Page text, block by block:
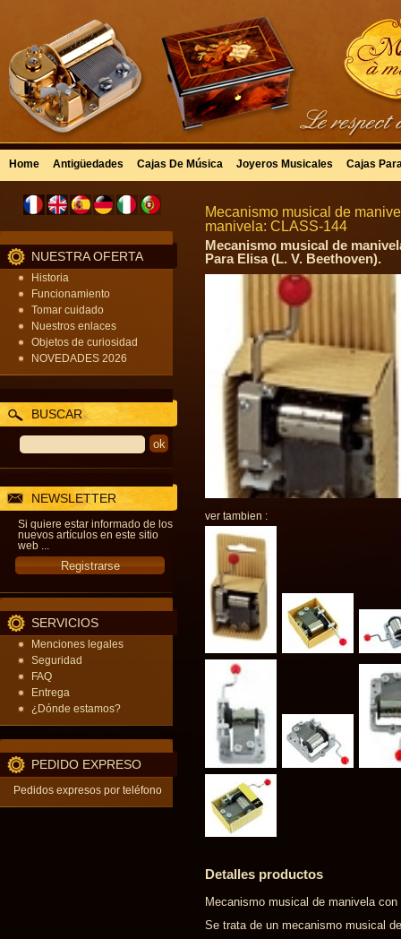
Home Antigüedades Cajas De Música Joyeros Musicales Cajas
NUESTRA OFERTA
Historia
Funcionamiento
Tomar cuidado
Nuestros enlaces
Objetos de curiosidad
NOVEDADES 2026
BUSCAR
NEWSLETTER
Si quiere estar informado de los
nuevos artículos en este sitio
web ...
SERVICIOS
Menciones legales
Seguridad
FAQ
Entrega
¿Dónde estamos?
PEDIDO EXPRESO
Pedidos expresos por teléfono
Mecanismo musical de
manivela: CLASS-144
Mecanismo musical de
Para Elisa (L. V. Beethoven).
ver tambien :
Detalles productos
Mecanismo musical de manivela
Se trata de un mecanismo musical